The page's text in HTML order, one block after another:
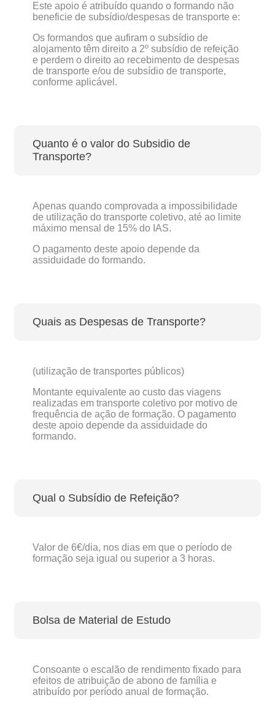
Este apoio é atribuído quando o formando não
beneficie de subsídio/despesas de transporte e:
Os formandos que aufiram o subsídio de
alojamento têm direito a 2º subsídio de refeição
e perdem o direito ao recebimento de despesas
de transporte e/ou de subsídio de transporte,
conforme aplicável.
Quanto é o valor do Subsidio de
Transporte?
Apenas quando comprovada a impossibilidade
de utilização do transporte coletivo, até ao limite
máximo mensal de 15% do IAS.
O pagamento deste apoio depende da
assiduidade do formando.
Quais as Despesas de Transporte?
(utilização de transportes públicos)
Montante equivalente ao custo das viagens
realizadas em transporte coletivo por motivo de
frequência de ação de formação. O pagamento
deste apoio depende da assiduidade do
formando.
Qual o Subsídio de Refeição?
Valor de 6€/dia, nos dias em que o período de
formação seja igual ou superior a 3 horas.
Bolsa de Material de Estudo
Consoante o escalão de rendimento fixado para
efeitos de atribuição de abono de família e
atribuído por período anual de formação.